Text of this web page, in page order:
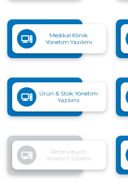
Medikal Klinik
Yönetim Yazılımı
Ürün & Stok Yönetim
Yazılımı
Rezervasyon
Yönetim Sistemi